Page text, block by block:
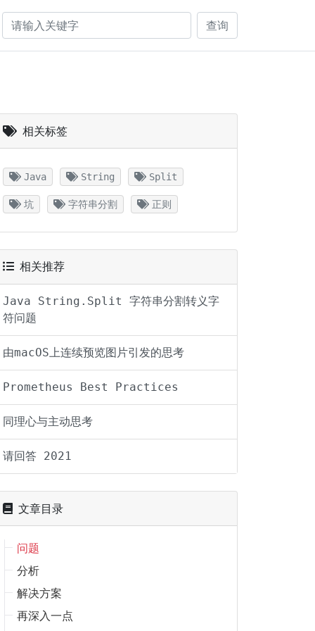
查询
相关标签
Java String Split
坑 字符串分割 正则
相关推荐
Java String.Split 字符串分割转义字
符问题
由macOS上连续预览图片引发的思考
Prometheus Best Practices
同理心与主动思考
请回答 2021
文章目录
问题
分析
解决方案
再深入一点